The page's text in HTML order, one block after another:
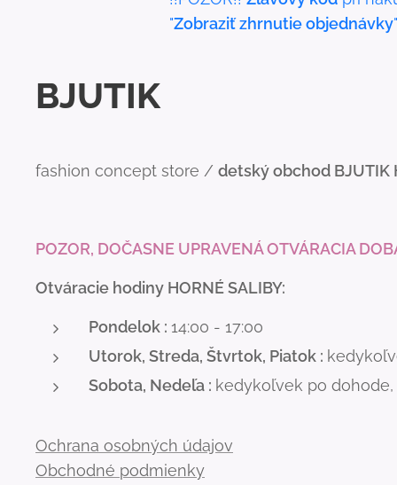
"Zobraziť zhrnutie objednávky"
BJUTIK
fashion concept store / detský obchod BJUTIK
POZOR, DOČASNE UPRAVENÁ OTVÁRACIA
Otváracie hodiny HORNÉ SALIBY:
Pondelok : 14:00 - 17:00
Utorok, Streda, Štvrtok, Piatok :
Sobota, Nedeľa : kedykoľvek po
Ochrana osobných údajov
Obchodné podmienky